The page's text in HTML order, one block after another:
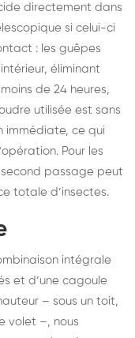
directement dans
si celui-ci
: les guêpes
éliminant
de 24 heures,
utilisée est sans
immédiate, ce qui
Pour les
second passage peut
totale d’insectes.
intégrale
et d’une cagoule
– sous un toit,
volet –, nous